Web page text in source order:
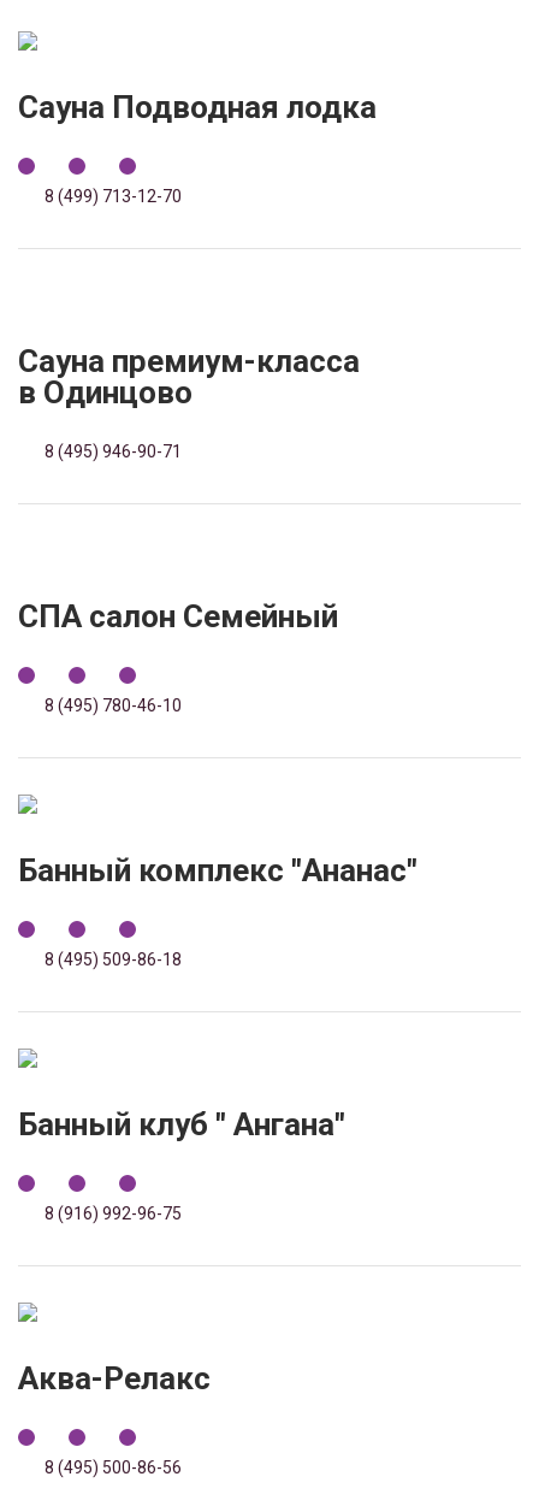
Сауна Подводная лодка
8 (499) 713-12-70
Сауна премиум-класса
в Одинцово
8 (495) 946-90-71
CПА салон Семейный
8 (495) 780-46-10
Банный комплекс "Ананас"
8 (495) 509-86-18
Банный клуб " Ангана"
8 (916) 992-96-75
Аква-Релакс
8 (495) 500-86-56